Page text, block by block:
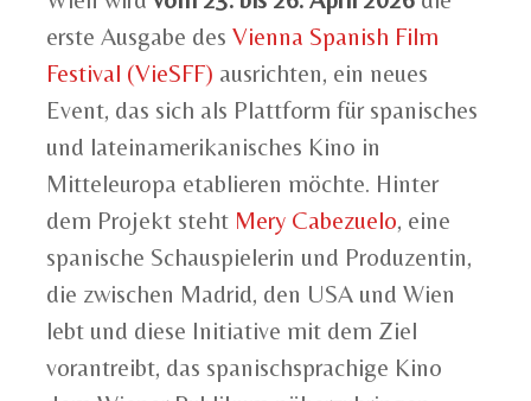
erste Ausgabe des Vienna Spanish Film
Festival (VieSFF) ausrichten, ein neues
Event, das sich als Plattform für spanisches
und lateinamerikanisches Kino in
Mitteleuropa etablieren möchte. Hinter
dem Projekt steht Mery Cabezuelo, eine
spanische Schauspielerin und Produzentin,
die zwischen Madrid, den USA und Wien
lebt und diese Initiative mit dem Ziel
vorantreibt, das spanischsprachige Kino